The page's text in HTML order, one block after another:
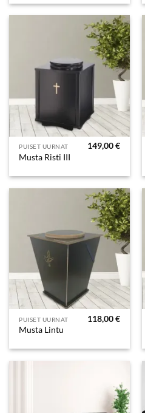
PUISET UURNAT
Musta Risti III
149,00€
PUISET UURNAT
Musta Lintu
118,00€